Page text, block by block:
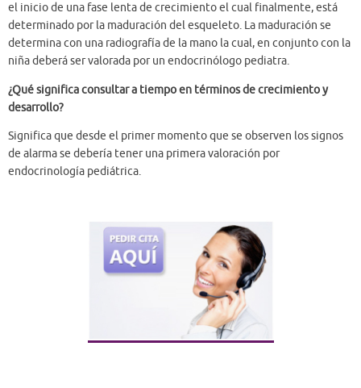
el inicio de una fase lenta de crecimiento el cual finalmente, está
determinado por la maduración del esqueleto. La maduración se
determina con una radiografía de la mano la cual, en conjunto con la
niña deberá ser valorada por un endocrinólogo pediatra.
¿Qué significa consultar a tiempo en términos de crecimiento y
desarrollo?
Significa que desde el primer momento que se observen los signos
de alarma se debería tener una primera valoración por
endocrinología pediátrica.